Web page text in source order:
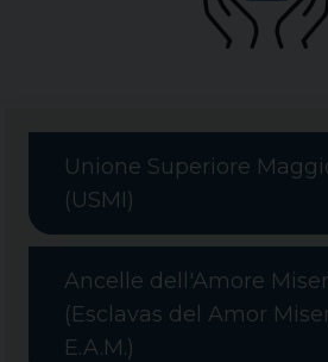
Unione Superiore
(USMI)
Ancelle dell'Amore
(Esclavas del Amor
E.A.M.)